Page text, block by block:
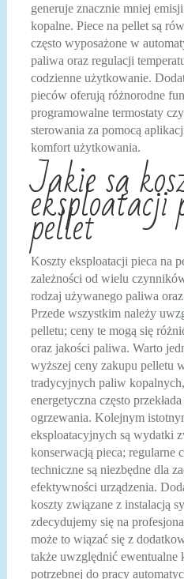
generuje znacznie mniej
kopalne. Piece na pellet są
często wyposażone w
paliwa oraz regulacji
codzienne użytkowanie.
pieców oferują różnorodne
programowalne termostaty
sterowania za pomocą
komfort użytkowania.
Jakie są
eksploatacji
pellet
Koszty eksploatacji pieca na
zależności od wielu
rodzaj używanego paliwa
Przede wszystkim należy
pelletu; ceny te mogą się
oraz jakości paliwa. Warto
wyższej ceny zakupu pelletu
tradycyjnych paliw
energetyczna często
ogrzewania. Kolejnym
eksploatacyjnych są wydatki
konserwacją pieca; regularne
techniczne są niezbędne dla
efektywności urządzenia.
koszty związane z instalacją
zdecydujemy się na
może to wiązać się z
także uwzględnić ewentualne
potrzebnej do pracy